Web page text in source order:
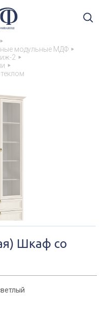
модульные МДФ
2
Шкаф со